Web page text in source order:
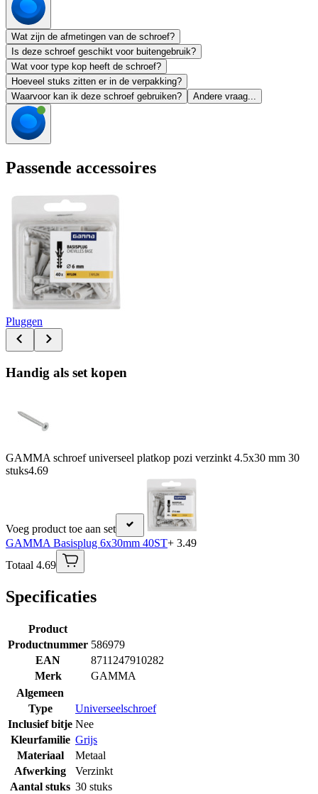
Wat zijn de afmetingen van de schroef?
Is deze schroef geschikt voor buitengebruik?
Wat voor type kop heeft de schroef?
Hoeveel stuks zitten er in de verpakking?
Waarvoor kan ik deze schroef gebruiken?
Andere vraag...
Passende accessoires
Pluggen
Handig als set kopen
GAMMA schroef universeel platkop pozi verzinkt 4.5x30 mm 30
stuks4.69
Voeg product toe aan set
GAMMA Basisplug 6x30mm 40ST+ 3.49
Totaal 4.69
Specificaties
Product
Productnummer 586979
EAN
8711247910282
Merk
GAMMA
Algemeen
Type
Universeelschroef
Inclusief bitje Nee
Kleurfamilie Grijs
Materiaal
Metaal
Afwerking
Verzinkt
Aantal stuks 30 stuks